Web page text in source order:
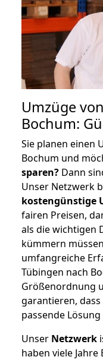
Umzüge
Bochum:
Sie planen einen
Bochum und
sparen? Dann
Unser Netzwerk
kostengünstige
fairen Preisen,
als die wichtigen
kümmern
umfangreiche
Tübingen nach
Größenordnung
garantieren,
passende
Unser Netzwerk
haben viele